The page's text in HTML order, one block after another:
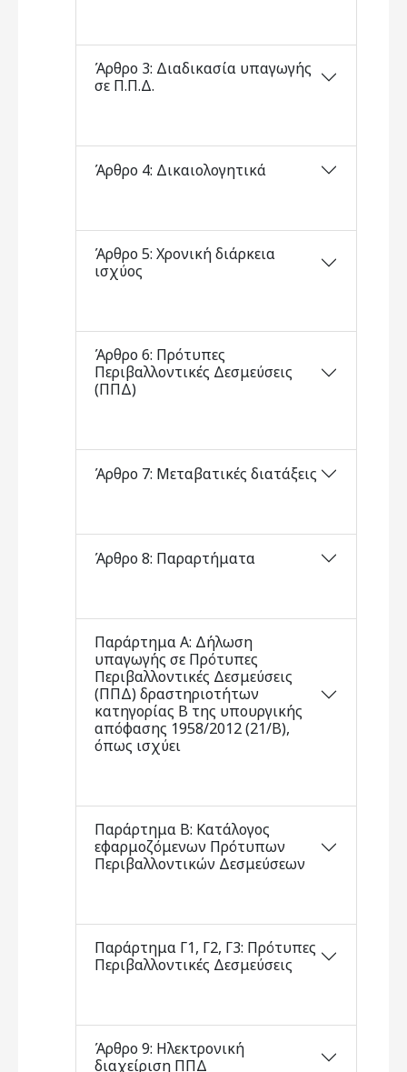
Άρθρο 3: Διαδικασία υπαγωγής
σε Π.Π.Δ.
Άρθρο 4: Δικαιολογητικά
Άρθρο 5: Χρονική διάρκεια
ισχύος
Άρθρο 6: Πρότυπες
Περιβαλλοντικές Δεσμεύσεις
(ΠΠΔ)
Άρθρο 7: Μεταβατικές διατάξεις
Άρθρο 8: Παραρτήματα
Παράρτημα Α: Δήλωση
υπαγωγής σε Πρότυπες
Περιβαλλοντικές Δεσμεύσεις
(ΠΠΔ) δραστηριοτήτων
κατηγορίας Β της υπουργικής
απόφασης 1958/2012 (21/Β),
όπως ισχύει
Παράρτημα Β: Κατάλογος
εφαρμοζόμενων Πρότυπων
Περιβαλλοντικών Δεσμεύσεων
Παράρτημα Γ1, Γ2, Γ3: Πρότυπες
Περιβαλλοντικές Δεσμεύσεις
Άρθρο 9: Ηλεκτρονική
διαχείριση ΠΠΔ